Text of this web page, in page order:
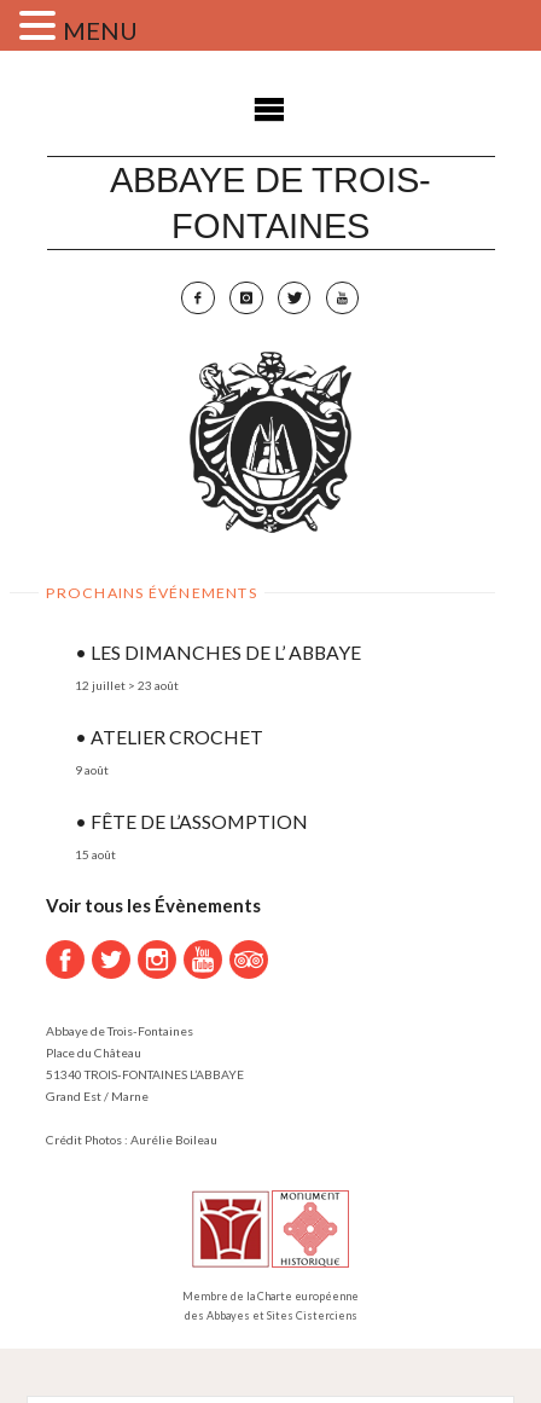
ABBAYE DE TROIS-
FONTAINES
PROCHAINS ÉVÉNEMENTS
• LES DIMANCHES DE L’ ABBAYE
12 juillet >23 août
• ATELIER CROCHET
9 août
• FÊTE DE L’ASSOMPTION
15 août
Voir tous les Évènements
Abbaye de Trois-Fontaines
Place du Château
51340 TROIS-FONTAINES L’ABBAYE
Grand Est / Marne
Crédit Photos : Aurélie Boileau
Membre de la Charte européenne
des Abbayes et Sites Cisterciens
MENU